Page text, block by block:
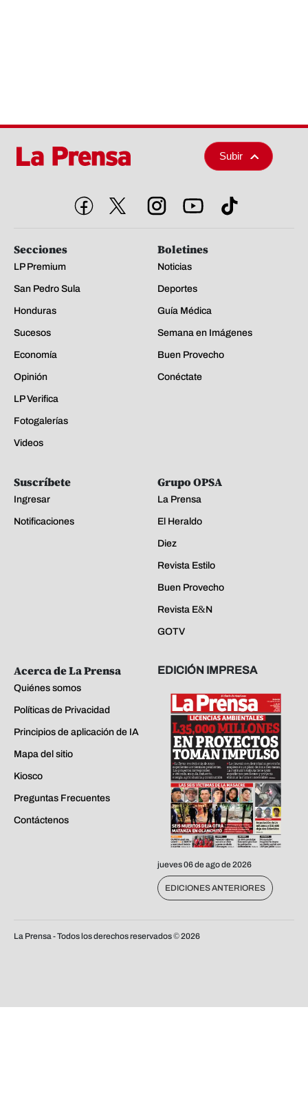
Subir
Secciones
LP Premium
San Pedro Sula
Honduras
Sucesos
Economía
Opinión
LP Verifica
Fotogalerías
Videos
Boletines
Noticias
Deportes
Guía Médica
Semana en Imágenes
Buen Provecho
Conéctate
Suscríbete
Ingresar
Notificaciones
Grupo OPSA
La Prensa
El Heraldo
Diez
Revista Estilo
Buen Provecho
Revista E&N
GOTV
Acerca de La Prensa
Quiénes somos
Políticas de Privacidad
Principios de aplicación de IA
Mapa del sitio
Kiosco
Preguntas Frecuentes
Contáctenos
EDICIÓN IMPRESA
jueves 06 de ago de 2026
EDICIONES ANTERIORES
La Prensa - Todos los derechos reservados ©2026